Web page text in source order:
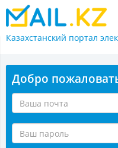
Казахстанский портал
Добро